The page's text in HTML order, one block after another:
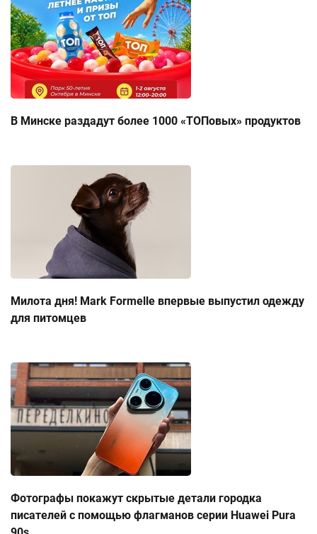
В Минске раздадут более 1000 «ТОПовых» продуктов
Милота дня! Mark Formelle впервые выпустил одежду
для питомцев
Фотографы покажут скрытые детали городка
писателей с помощью флагманов серии Huawei Pura